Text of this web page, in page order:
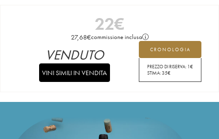
22€
27,68€commissione inclusa
CRONOLOGIA
PREZZO DI RISERVA: 1€
STIMA:35€
VENDUTO
VINI SIMILI IN VENDITA